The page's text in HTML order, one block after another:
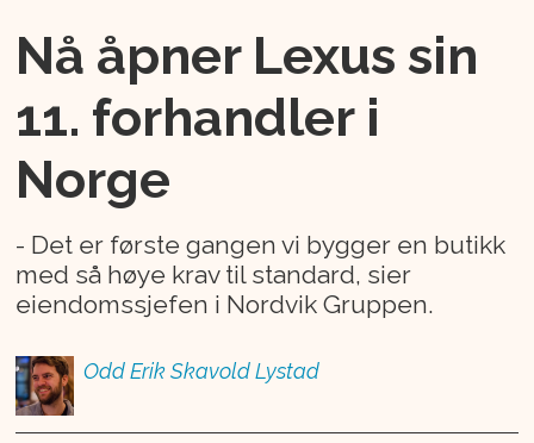
Nå åpner Lexus sin
11. forhandler i
Norge
- Det er første gangen vi bygger en butikk
med så høye krav til standard, sier
eiendomssjefen i Nordvik Gruppen.
Odd Erik Skavold Lystad